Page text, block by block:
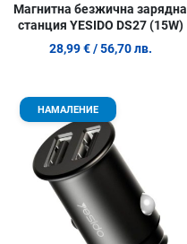
Магнитна безжична зарядна
станция YESIDO DS27 (15W)
28,99 € / 56,70 лв.
НАМАЛЕНИЕ